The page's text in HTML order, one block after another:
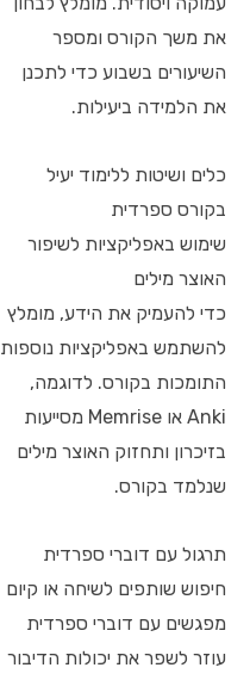
את משך הקורס ומספר
השיעורים בשבוע כדי לתכנן
את הלמידה ביעילות.
כלים ושיטות ללימוד יעיל
בקורס ספרדית
שימוש באפליקציות לשיפור
האוצר מילים
כדי להעמיק את הידע, מומלץ
להשתמש באפליקציות נוספות
התומכות בקורס. לדוגמה,
Anki או Memrise מסייעות
בזיכרון ותחזוק האוצר מילים
שנלמד בקורס.
תרגול עם דוברי ספרדית
חיפוש שותפים לשיחה או קיום
מפגשים עם דוברי ספרדית
עוזר לשפר את יכולות הדיבור